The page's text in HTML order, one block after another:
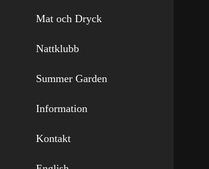
Mat och Dryck
Nattklubb
Summer Garden
Information
Kontakt